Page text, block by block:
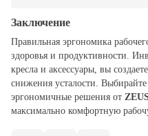
Заключение
Правильная эргономика
здоровья и продуктивности.
кресла и аксессуары, вы
снижения усталости. Выбирайте
эргономичные решения от
максимально комфортную